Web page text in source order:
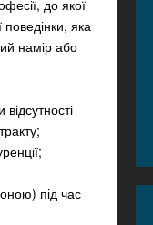
до якої
яка
намір або
під час